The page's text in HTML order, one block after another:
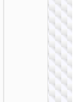
U138
60W多
充电数